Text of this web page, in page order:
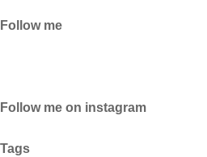
Follow me
Follow me on instagram
Tags